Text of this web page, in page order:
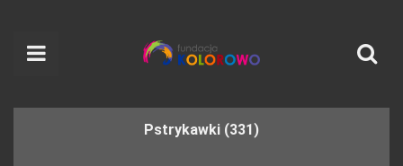
Pstrykawki (331)